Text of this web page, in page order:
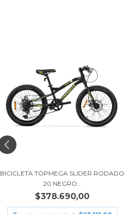
BICICLETA TOPMEGA SLIDER RODADO
20 NEGRO...
$378.690,00